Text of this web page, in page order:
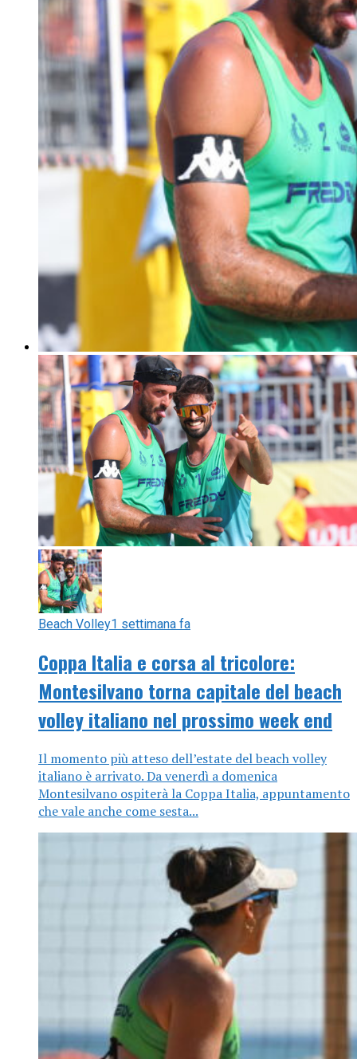
Beach Volley1 settimana fa
Coppa Italia e corsa al tricolore:
Montesilvano torna capitale del beach
volley italiano nel prossimo week end
Il momento più atteso dell’estate del beach volley
italiano è arrivato. Da venerdì a domenica
Montesilvano ospiterà la Coppa Italia, appuntamento
che vale anche come sesta...